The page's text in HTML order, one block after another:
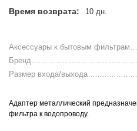
Время возврата: 10 дн.
Аксессуары к бытовым фильтрам
Бренд
Размер входа/выхода
Адаптер металлический
фильтра к водопроводу.